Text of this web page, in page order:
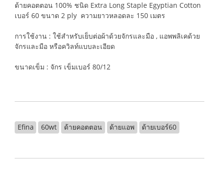
ด้ายคอตตอน 100% ชนิด Extra Long Staple Egyptian Cotton
เบอร์ 60 ขนาด 2 ply ความยาวหลอดละ 150 เมตร
การใช้งาน : ใช้สำหรับเย็บต่อผ้าด้วยจักรและมือ , แอพพลิเคด้วย
จักรและมือ หรือควิลท์แบบละเอียด
ขนาดเข็ม : จักร เข็มเบอร์ 80/12
Efina 60wt ด้ายคอตตอน ด้ายแอพ ด้ายเบอร์60